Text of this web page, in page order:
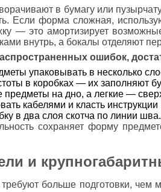
в бумагу или
Если форма сложная,
— это амортизирует
внутрь, а бокалы отделяют
ошибок,
упаковывать в несколько
в коробках — их заполняют
предметы на дно, а легкие —
кабелями и класть
в два слоя скотча по линии шва.
сохраняет форму
и
больше подготовки, чем